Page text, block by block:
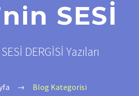
SESİ
DERGİSİ Yazıları
Blog Kategorisi